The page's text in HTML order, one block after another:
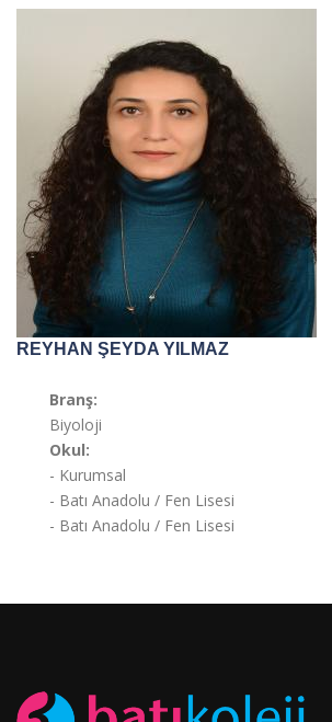
REYHAN ŞEYDA YILMAZ
Branş:
Biyoloji
Okul:
- Kurumsal
- Batı Anadolu / Fen Lisesi
- Batı Anadolu / Fen Lisesi